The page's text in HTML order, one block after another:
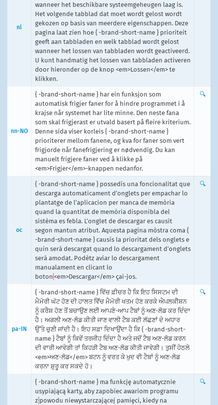
nl
wanneer het beschikbare systeemgeheugen laag is.
Het volgende tabblad dat moet wordt gelost wordt
gekozen op basis van meerdere eigenschappen. Deze
pagina laat zien hoe { -brand-short-name } prioriteit
geeft aan tabbladen en welk tabblad wordt gelost
wanneer het lossen van tabbladen wordt geactiveerd.
U kunt handmatig het lossen van tabbladen activeren
door hieronder op de knop <em>Lossen</em> te
klikken.
nn-NO
{ -brand-short-name } har ein funksjon som
automatisk frigjer faner for å hindre programmet i å
krajse når systemet har lite minne. Den neste fana
som skal frigjerast er utvald basert på fleire kriterium.
Denne sida viser korleis { -brand-short-name }
prioriterer mellom fanene, og kva for faner som vert
frigjorde når fanefrigjering er nødvendig. Du kan
manuelt frigjere faner ved å klikke på
<em>Frigjer</em>-knappen nedanfor.
🔍
oc
{ -brand-short-name } possedís una foncionalitat que
descarga automaticament d’onglets per empachar lo
plantatge de l’aplicacion per manca de memòria
quand la quantitat de memòria disponibla del
sistèma es febla. L’onglet de descargar es causit
segon mantun atribut. Aquesta pagina mòstra coma {
-brand-short-name } causís la prioritat dels onglets e
quin serà descargat quand lo descargament d’onglets
serà amodat. Podètz aviar lo descargament
manualament en clicant lo
boton <em>Descargar</em> çai-jos.
🔍
pa-IN
{ -brand-short-name } ਵਿੱਚ ਫ਼ੀਚਰ ਹੈ ਕਿ ਇਹ ਸਿਸਟਮ ਦੀ
ਮੈਮੋਰੀ ਘੱਟ ਹੋਣ ਦੀ ਹਾਲਤ ਵਿੱੱਚ ਮੈਮੋਰੀ ਖਤਮ ਹੋਣ ਕਰਕੇ ਐਪਲਕੀੇਸ਼ਨ
ਨੂੰ ਕਰੈਸ਼ ਹੋਣ ਤੋਂ ਬਚਾਉਣ ਲਈ ਆਪਣੇ-ਆਪ ਟੈਬਾਂ ਨੂੰ ਅਣ-ਲੋਡ ਕਰ ਦਿੰਦਾ
ਹੈ। ਅਗਲੀ ਅਣ-ਲੋਡ ਕੀਤੀ ਜਾਣ ਵਾਲੀ ਟੈਬ ਕਈ ਲੱਛਣਾਂ ਦੇ ਅਧਾਰ
ਉੱਤੇ ਚੁਣੀ ਜਾਂਦੀ ਹੈ। ਇਹ ਸਫ਼ਾ ਦਿਖਾਉਂਦਾ ਹੈ ਕਿ { -brand-short-
name } ਟੈਬਾਂ ਨੂੰ ਕਿਵੇਂ ਤਰਜੀਹ ਦਿੰਦਾ ਹੈ ਅਤੇ ਜਦੋਂ ਟੈਬ ਅਣ-ਲੋਡ ਕਰਨ
ਦੀ ਵਾਰੀ ਆਵੇਗੀ ਤਾਂ ਕਿਹੜੀ ਟੈਬ ਅਣ-ਲੋਡ ਕੀਤੀ ਜਾਵੇਗੀ। ਤੁਸੀਂ ਹੇਠਲੇ
<em>ਅਣ-ਲੋਡ</em> ਬਟਨ ਨੂੰ ਵਰਤ ਕੇ ਖੁਦ ਵੀ ਟੈਬਾਂ ਨੂੰ ਅਣ-ਲੋਡ
ਕਰਨਾ ਸ਼ੁਰੂ ਕਰ ਸਕਦੇ ਹੋ।
🔍
{ -brand-short-name } ma funkcję automatycznie
usypiającą karty, aby zapobiec awariom programu
z powodu niewystarczającej pamięci, kiedy na
🔍